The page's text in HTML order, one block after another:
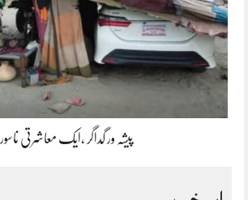
پیشہ ور گداگر ،ایک معاشرتی ناسور